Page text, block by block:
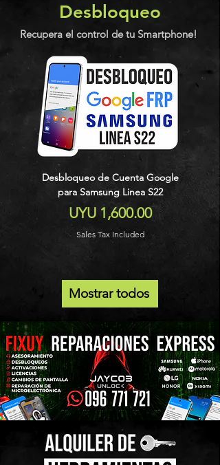
Desbloqueo
Recupera el control de tu Smartphone!
Desbloqueo de Cuenta Google
para Samsung Linea S22
Price
UYU 1,600.00
Sales Tax Included
Mostrar todos